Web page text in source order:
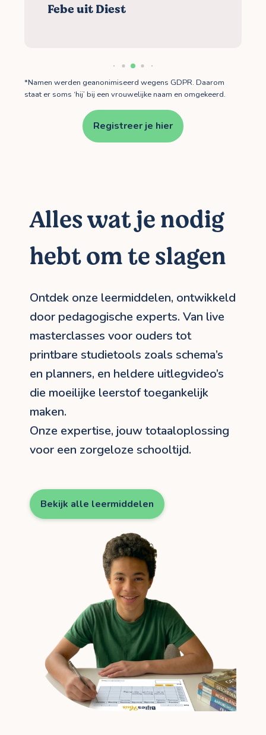
Febe uit Diest
*Namen werden geanonimiseerd wegens GDPR. Daarom
staat er soms ‘hij’ bij een vrouwelijke naam en omgekeerd.
Registreer je hier
Alles wat je nodig
hebt om te slagen
Ontdek onze leermiddelen, ontwikkeld
door pedagogische experts. Van live
masterclasses voor ouders tot
printbare studietools zoals schema’s
en planners, en heldere uitlegvideo’s
die moeilijke leerstof toegankelijk
maken.
Onze expertise, jouw totaaloplossing
voor een zorgeloze schooltijd.
Bekijk alle leermiddelen